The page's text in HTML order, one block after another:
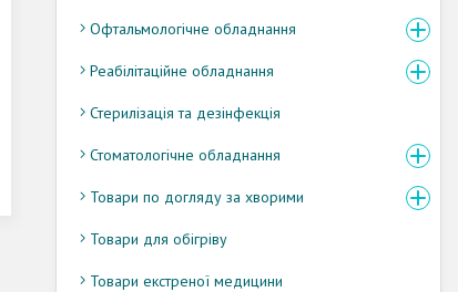
Офтальмологічне обладнання
Реабілітаційне обладнання
Стерилізація та дезінфекція
Стоматологічне обладнання
Товари по догляду за хворими
Товари для обігріву
Товари екстреної медицини